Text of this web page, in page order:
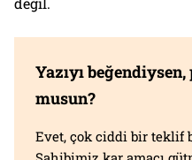
Yazıyı
musun?
Evet, çok ciddi bir teklif